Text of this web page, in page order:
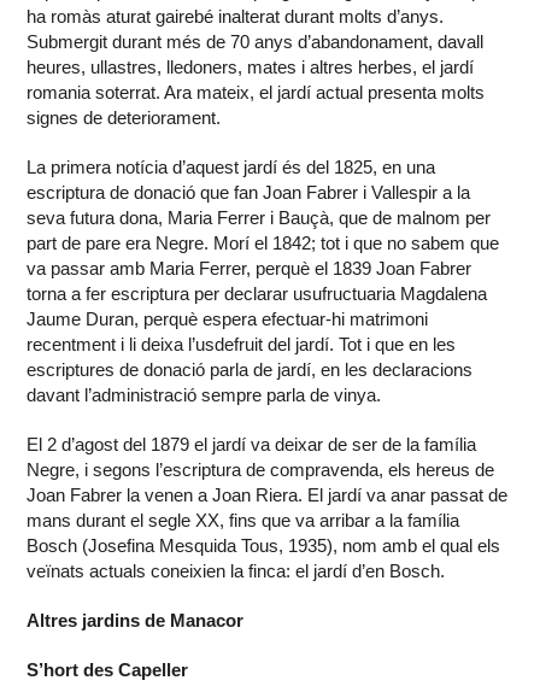
ha romàs aturat gairebé inalterat durant molts d’anys.
Submergit durant més de 70 anys d’abandonament, davall
heures, ullastres, lledoners, mates i altres herbes, el jardí
romania soterrat. Ara mateix, el jardí actual presenta molts
signes de deteriorament.
La primera notícia d’aquest jardí és del 1825, en una
escriptura de donació que fan Joan Fabrer i Vallespir a la
seva futura dona, Maria Ferrer i Bauçà, que de malnom per
part de pare era Negre. Morí el 1842; tot i que no sabem que
va passar amb Maria Ferrer, perquè el 1839 Joan Fabrer
torna a fer escriptura per declarar usufructuaria Magdalena
Jaume Duran, perquè espera efectuar-hi matrimoni
recentment i li deixa l’usdefruit del jardí. Tot i que en les
escriptures de donació parla de jardí, en les declaracions
davant l’administració sempre parla de vinya.
El 2 d’agost del 1879 el jardí va deixar de ser de la família
Negre, i segons l’escriptura de compravenda, els hereus de
Joan Fabrer la venen a Joan Riera. El jardí va anar passat de
mans durant el segle XX, fins que va arribar a la família
Bosch (Josefina Mesquida Tous, 1935), nom amb el qual els
veïnats actuals coneixien la finca: el jardí d’en Bosch.
Altres jardins de Manacor
S’hort des Capeller